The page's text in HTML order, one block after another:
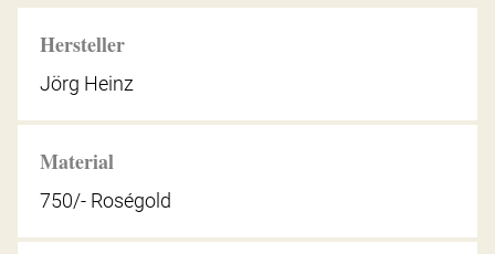
Hersteller
Jörg Heinz
Material
750/- Roségold